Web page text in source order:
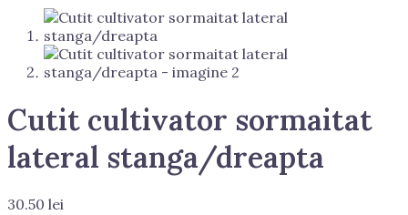
Cutit cultivator sormaitat
lateral stanga/dreapta
30.50 lei